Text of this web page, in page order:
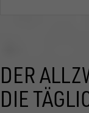
DER
DIE